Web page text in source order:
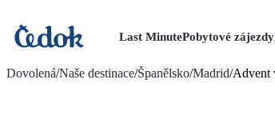
Last MinutePobytové zájezdy
Dovolená/Naše destinace/Španělsko/Madrid/Advent